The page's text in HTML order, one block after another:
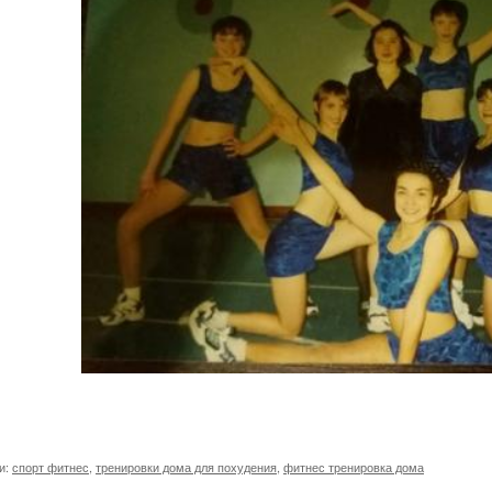
спорт фитнес, тренировки дома для похудения, фитнес тренировка дома